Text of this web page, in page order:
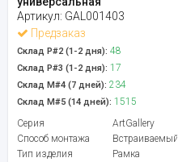
Артикул: GAL001403
Предзаказ
Склад Р#2 (1-2 дня): 48
Склад Р#3 (1-2 дня): 17
Склад М#4 (7 дней): 234
Склад М#5 (14 дней): 1515
Серия
ArtGallery
Способ монтажа
Встраиваемый
Тип изделия
Рамка